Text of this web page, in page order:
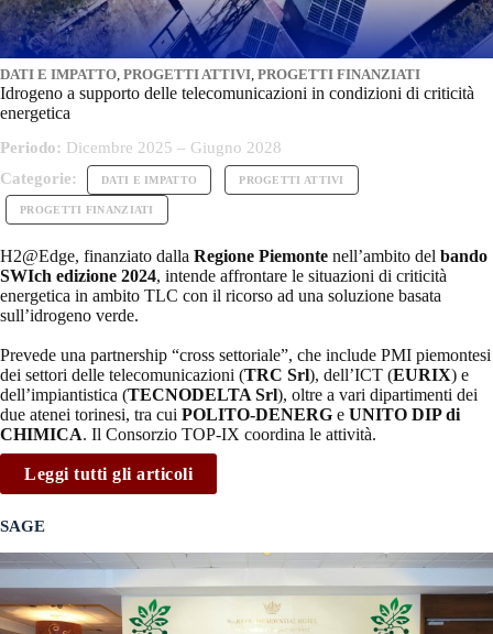
DATI E IMPATTO, PROGETTI ATTIVI, PROGETTI FINANZIATI
Idrogeno a supporto delle telecomunicazioni in condizioni di criticità
energetica
Periodo: Dicembre 2025 – Giugno 2028
Categorie:
DATI E IMPATTO PROGETTI ATTIVI
PROGETTI FINANZIATI
H2@Edge, finanziato dalla Regione Piemonte nell’ambito del bando
SWIch edizione 2024, intende affrontare le situazioni di criticità
energetica in ambito TLC con il ricorso ad una soluzione basata
sull’idrogeno verde.
Prevede una partnership “cross settoriale”, che include PMI piemontesi
dei settori delle telecomunicazioni (TRC Srl), dell’ICT (EURIX) e
dell’impiantistica (TECNODELTA Srl), oltre a vari dipartimenti dei
due atenei torinesi, tra cui POLITO-DENERG e UNITO DIP di
CHIMICA. Il Consorzio TOP-IX coordina le attività.
Leggi tutti gli articoli
SAGE